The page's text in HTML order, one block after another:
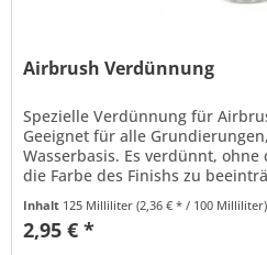
Airbrush Verdünnung
Spezielle Verdünnung für
Geeignet für alle
Wasserbasis. Es verdünnt,
die Farbe des Finishs zu
Inhalt 125 Milliliter(2,36 € * / 100 Milliliter)
2,95 € *